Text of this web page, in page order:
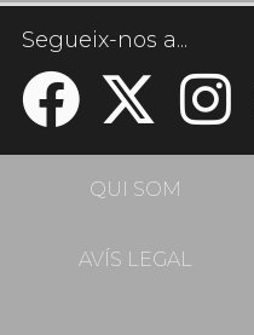
Segueix-nos a...
QUI SOM
AVÍS LEGAL